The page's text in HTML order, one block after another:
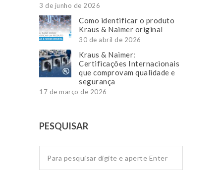
3 de junho de 2026
Como identificar o produto
Kraus & Naimer original
30 de abril de 2026
Kraus & Naimer:
Certificações Internacionais
que comprovam qualidade e
segurança
17 de março de 2026
PESQUISAR